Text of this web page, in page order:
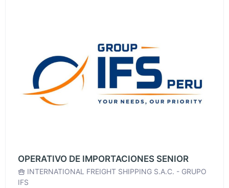
OPERATIVO DE IMPORTACIONES SENIOR
INTERNATIONAL FREIGHT SHIPPING S.A.C. - GRUPO
IFS